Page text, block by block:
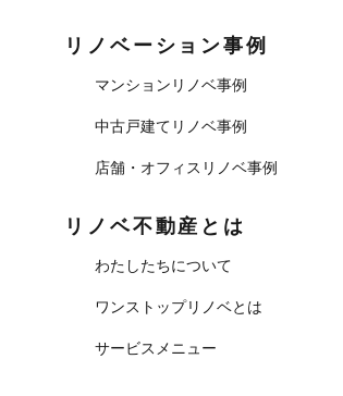
リノベーション事例
マンションリノベ事例
中古戸建てリノベ事例
店舗・オフィスリノベ事例
リノベ不動産とは
わたしたちについて
ワンストップリノベとは
サービスメニュー